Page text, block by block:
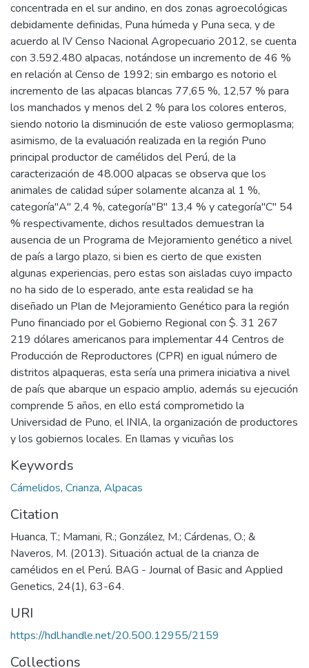
concentrada en el sur andino, en dos zonas agroecológicas
debidamente definidas, Puna húmeda y Puna seca, y de
acuerdo al IV Censo Nacional Agropecuario 2012, se cuenta
con 3.592.480 alpacas, notándose un incremento de 46 %
en relación al Censo de 1992; sin embargo es notorio el
incremento de las alpacas blancas 77,65 %, 12,57 % para
los manchados y menos del 2 % para los colores enteros,
siendo notorio la disminución de este valioso germoplasma;
asimismo, de la evaluación realizada en la región Puno
principal productor de camélidos del Perú, de la
caracterización de 48.000 alpacas se observa que los
animales de calidad súper solamente alcanza al 1 %,
categoría"A" 2,4 %, categoría"B" 13,4 % y categoría"C" 54
% respectivamente, dichos resultados demuestran la
ausencia de un Programa de Mejoramiento genético a nivel
de país a largo plazo, si bien es cierto de que existen
algunas experiencias, pero estas son aisladas cuyo impacto
no ha sido de lo esperado, ante esta realidad se ha
diseñado un Plan de Mejoramiento Genético para la región
Puno financiado por el Gobierno Regional con $. 31 267
219 dólares americanos para implementar 44 Centros de
Producción de Reproductores (CPR) en igual número de
distritos alpaqueras, esta sería una primera iniciativa a nivel
de país que abarque un espacio amplio, además su ejecución
comprende 5 años, en ello está comprometido la
Universidad de Puno, el INIA, la organización de productores
y los gobiernos locales. En llamas y vicuñas los
Keywords
Cámelidos, Crianza, Alpacas
Citation
Huanca, T.; Mamani, R.; González, M.; Cárdenas, O.; &
Naveros, M. (2013). Situación actual de la crianza de
camélidos en el Perú. BAG - Journal of Basic and Applied
Genetics, 24(1), 63-64.
URI
https://hdl.handle.net/20.500.12955/2159
Collections